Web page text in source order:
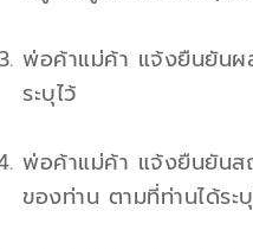
พ่อค้าแม่ค้า แจ้งยืนยันผ
ระบุไว้
พ่อค้าแม่ค้า แจ้งยืนยันสถ
ของท่าน ตามที่ท่านได้ระ